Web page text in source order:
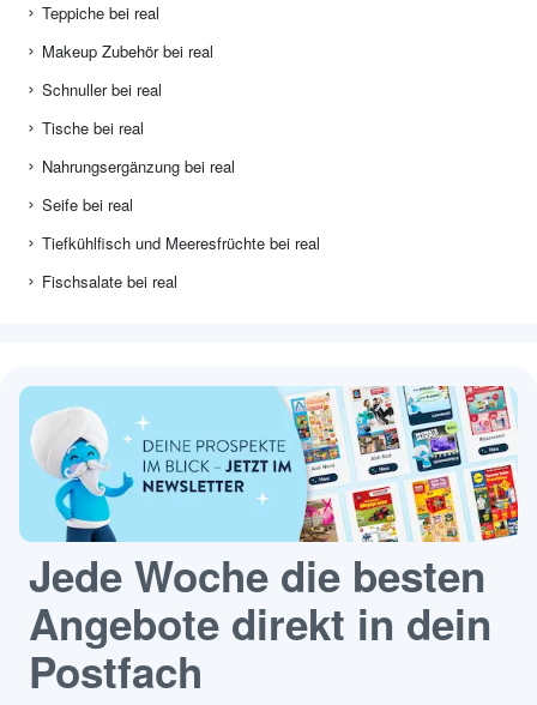
Teppiche bei real
Makeup Zubehör bei real
Schnuller bei real
Tische bei real
Nahrungsergänzung bei real
Seife bei real
Tiefkühlfisch und Meeresfrüchte bei real
Fischsalate bei real
Jede Woche die besten
Angebote direkt in dein
Postfach